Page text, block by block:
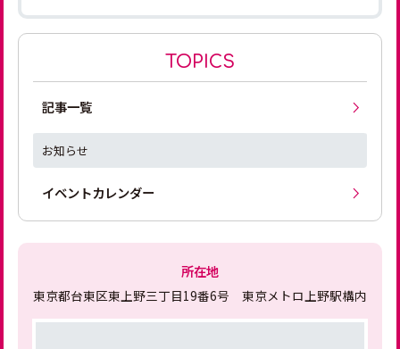
TOPICS
記事一覧
お知らせ
イベントカレンダー
所在地
東京都台東区東上野三丁目19番6号 東京メトロ上野駅構内